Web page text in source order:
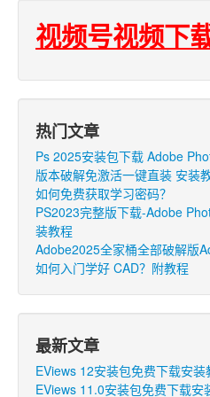
视频号视频下
热门文章
Ps 2025安装包下载 Adobe
版本破解免激活一键直装 安装
如何免费获取学习密码？
PS2023完整版下载-Adobe
装教程
Adobe2025全家桶全部破解版
如何入门学好 CAD？附教程
最新文章
EViews 12安装包免费下载安装
EViews 11.0安装包免费下载安